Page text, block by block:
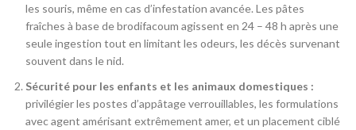
les souris, même en cas d’infestation avancée. Les pâtes
fraîches à base de brodifacoum agissent en 24 – 48 h après une
seule ingestion tout en limitant les odeurs, les décès survenant
souvent dans le nid.
Sécurité pour les enfants et les animaux domestiques :
privilégier les postes d’appâtage verrouillables, les formulations
avec agent amérisant extrêmement amer, et un placement ciblé